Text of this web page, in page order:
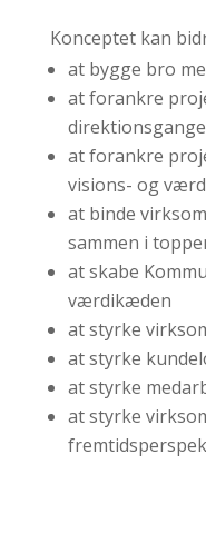
Konceptet kan
at bygge bro
at forankre
at forankre
visions- og
at binde
sammen i
at skabe
værdikæden
at styrke
at styrke
at styrke
at styrke